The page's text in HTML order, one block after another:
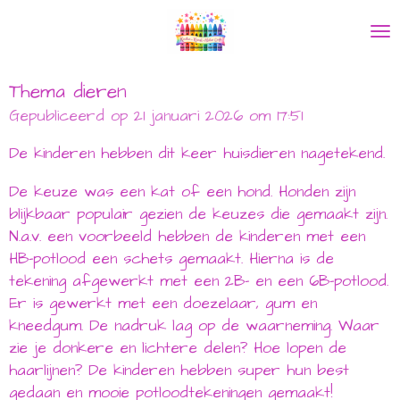
de
hoofdinhoud
Thema dieren
Gepubliceerd op 21 januari 2026 om 17:51
De kinderen hebben dit keer huisdieren nagetekend.
De keuze was een kat of een hond. Honden zijn
blijkbaar populair gezien de keuzes die gemaakt zijn.
N.a.v. een voorbeeld hebben de kinderen met een
HB-potlood een schets gemaakt. Hierna is de
tekening afgewerkt met een 2B- en een 6B-potlood.
Er is gewerkt met een doezelaar, gum en
kneedgum. De nadruk lag op de waarneming. Waar
zie je donkere en lichtere delen? Hoe lopen de
haarlijnen? De kinderen hebben super hun best
gedaan en mooie potloodtekeningen gemaakt!